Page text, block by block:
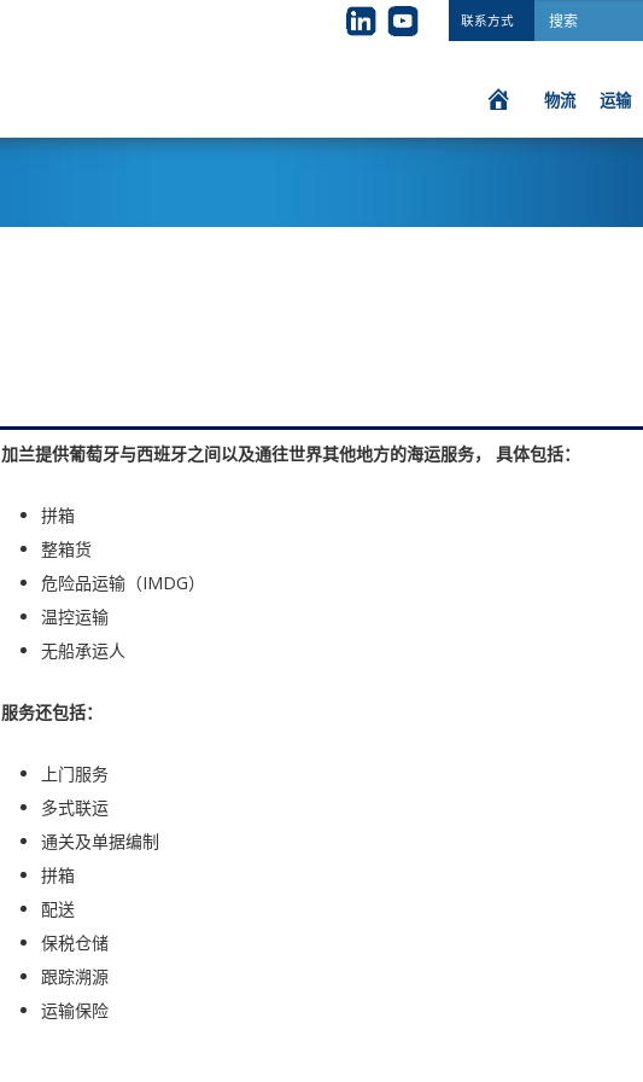
联系方式
物流 运输
加兰提供葡萄牙与西班牙之间以及通往世界其他地方的海运服务， 具体包括：
拼箱
整箱货
危险品运输（IMDG）
温控运输
无船承运人
服务还包括：
上门服务
多式联运
通关及单据编制
拼箱
配送
保税仓储
跟踪溯源
运输保险